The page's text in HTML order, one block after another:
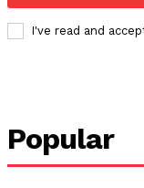
I've read and
Popular